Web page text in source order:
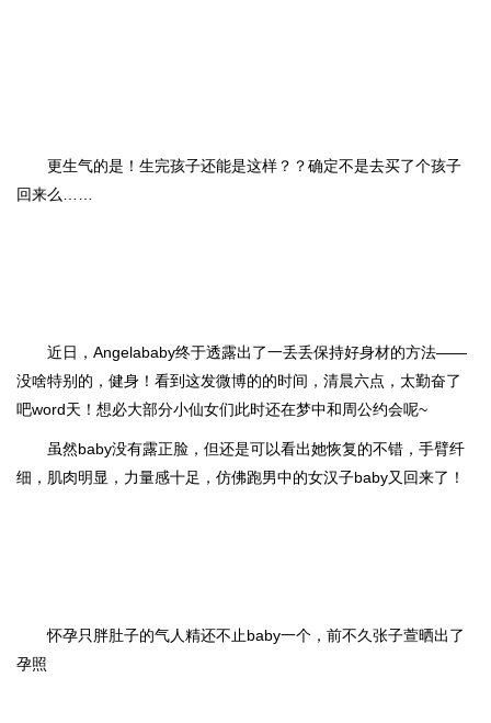
更生气的是！生完孩子还能是这样？？确定不是去买了个孩子
回来么……
近日，Angelababy终于透露出了一丢丢保持好身材的方法——
没啥特别的，健身！看到这发微博的的时间，清晨六点，太勤奋了
吧word天！想必大部分小仙女们此时还在梦中和周公约会呢~
虽然baby没有露正脸，但还是可以看出她恢复的不错，手臂纤
细，肌肉明显，力量感十足，仿佛跑男中的女汉子baby又回来了！
怀孕只胖肚子的气人精还不止baby一个，前不久张子萱晒出了
孕照